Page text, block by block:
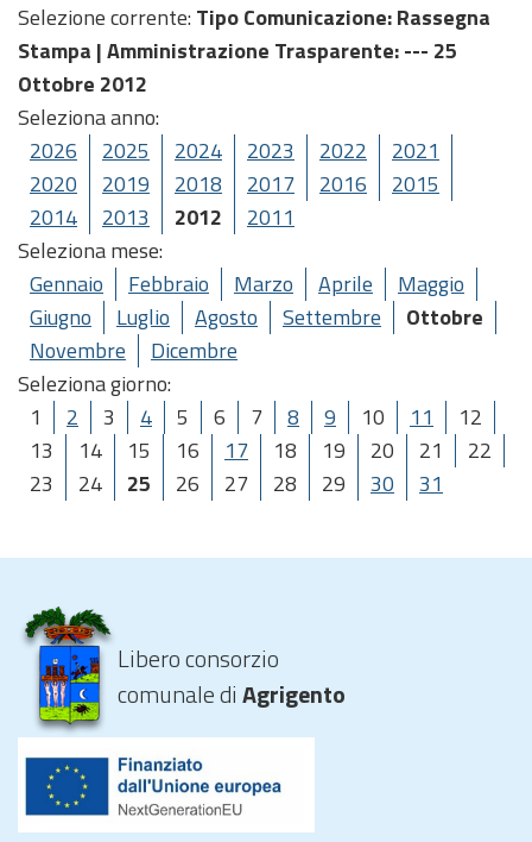
Selezione corrente: Tipo Comunicazione: Rassegna
Stampa |Amministrazione Trasparente: --- 25
Ottobre 2012
Seleziona anno:
2026
2025 2024 2023 2022
2021
2020
2019 2018 2017 2016
2015
2014
2013 2012
2011
Seleziona mese:
Gennaio
Febbraio Marzo Aprile
Maggio
Giugno
Luglio Agosto Settembre
Ottobre
Novembre
Dicembre
Seleziona giorno:
1
2 3 4 5 6 7 8 9 10 11
12
13
14 15 16 17 18 19 20 21
22
23
24 25 26 27 28 29 30 31
Libero consorzio
comunale diAgrigento